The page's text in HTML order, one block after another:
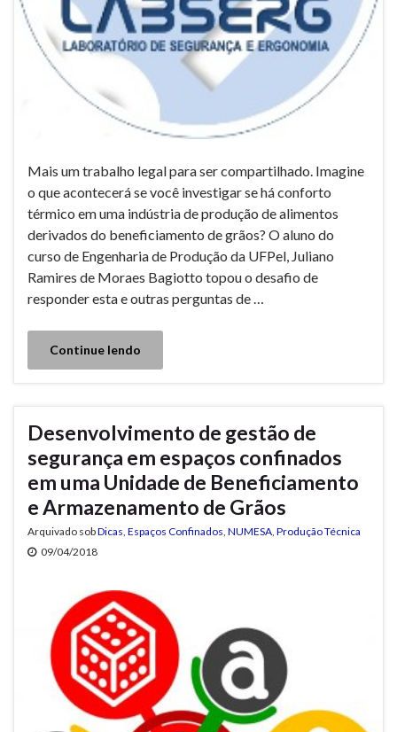
Mais um trabalho legal para ser compartilhado. Imagine
o que acontecerá se você investigar se há conforto
térmico em uma indústria de produção de alimentos
derivados do beneficiamento de grãos? O aluno do
curso de Engenharia de Produção da UFPel, Juliano
Ramires de Moraes Bagiotto topou o desafio de
responder esta e outras perguntas de …
Continue lendo
Desenvolvimento de gestão de
segurança em espaços confinados
em uma Unidade de Beneficiamento
e Armazenamento de Grãos
Arquivado sobDicas, Espaços Confinados, NUMESA, Produção Técnica
09/04/2018